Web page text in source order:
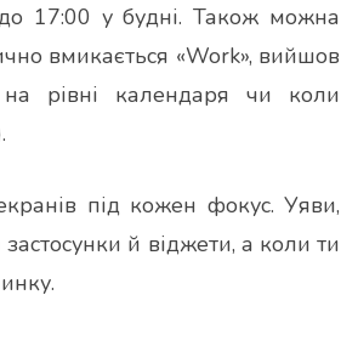
17:00 у будні. Також можна
вмикається «Work», вийшов
рівні календаря чи коли
під кожен фокус. Уяви,
й віджети, а коли ти